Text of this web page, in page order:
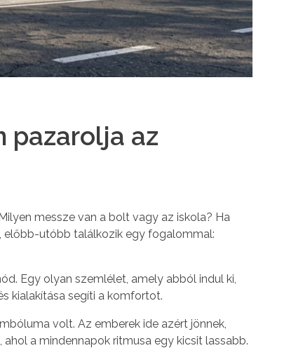
pazarolja az
messze van a bolt vagy az iskola? Ha
, előbb-utóbb találkozik egy fogalommal:
Egy olyan szemlélet, amely abból indul ki,
kialakítása segíti a komfortot.
volt. Az emberek ide azért jönnek,
a mindennapok ritmusa egy kicsit lassabb.